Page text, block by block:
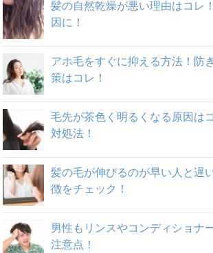
髪の自然乾燥が悪い理由はコレ
因に！
アホ毛をすぐに抑える方法！防
策はコレ！
毛先が茶色く明るくなる原因は
対処法！
髪の毛が伸びるのが早い人と遅
徴をチェック！
男性もリンスやコンディショナ
注意点！